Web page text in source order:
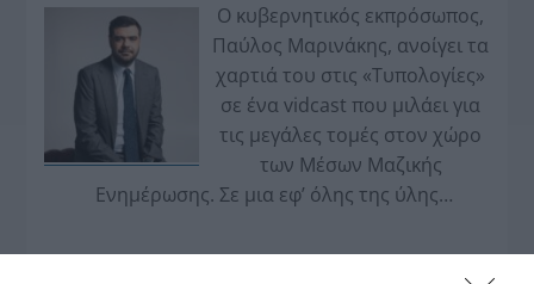
Ο κυβερνητικός εκπρόσωπος,
Παύλος Μαρινάκης, ανοίγει τα
χαρτιά του στις «Τυπολογίες»
σε ένα vidcast που μιλάει για
τις μεγάλες τομές στον χώρο
των Μέσων Μαζικής
Ενημέρωσης. Σε μια εφ’ όλης της ύλης
το χρονοδιάγραμμα για τις περιφερειακές και